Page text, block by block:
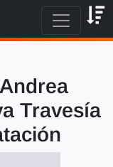
Travesía